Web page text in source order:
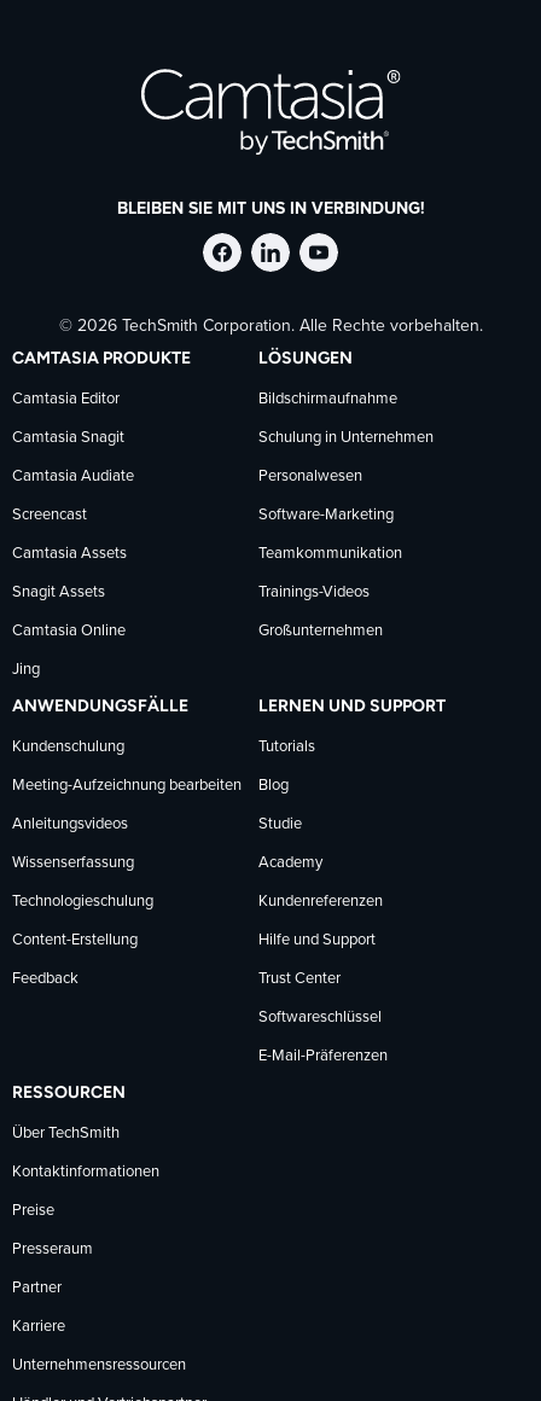
BLEIBEN SIE MIT UNS IN VERBINDUNG!
TechSmith
auf
Facebook
folgen
TechSmith
auf
LinkedIn
folgen
TechSmith
auf
YouTube
folgen
© 2026 TechSmith Corporation. Alle Rechte vorbehalten.
CAMTASIA PRODUKTE
Camtasia Editor
Camtasia Snagit
Camtasia Audiate
Screencast
Camtasia Assets
Snagit Assets
Camtasia Online
Jing
LÖSUNGEN
Bildschirmaufnahme
Schulung in Unternehmen
Personalwesen
Software-Marketing
Teamkommunikation
Trainings-Videos
Großunternehmen
ANWENDUNGSFÄLLE
Kundenschulung
Meeting-Aufzeichnung bearbeiten
Anleitungsvideos
Wissenserfassung
Technologieschulung
Content-Erstellung
Feedback
LERNEN UND SUPPORT
Tutorials
Blog
Studie
Academy
Kundenreferenzen
Hilfe und Support
Trust Center
Softwareschlüssel
E-Mail-Präferenzen
RESSOURCEN
Über TechSmith
Kontaktinformationen
Preise
Presseraum
Partner
Karriere
Unternehmensressourcen